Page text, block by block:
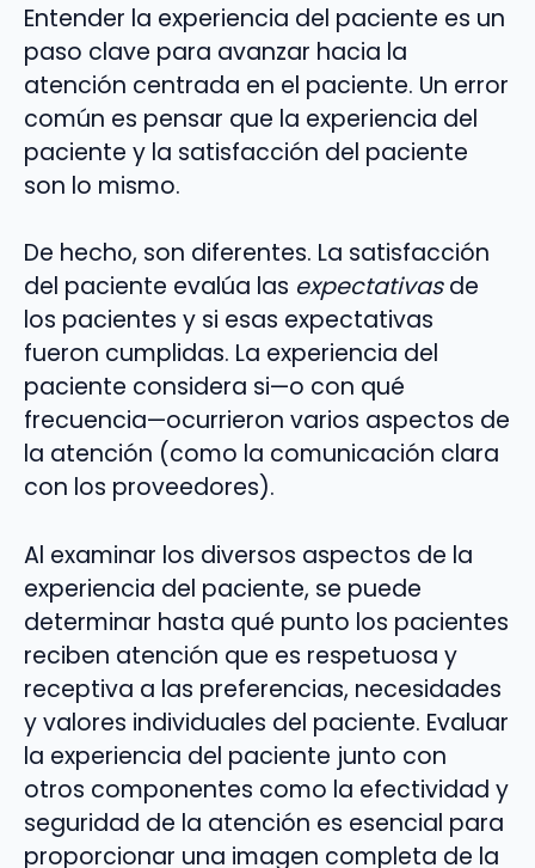
Entender la experiencia del paciente es un
paso clave para avanzar hacia la
atención centrada en el paciente. Un error
común es pensar que la experiencia del
paciente y la satisfacción del paciente
son lo mismo.
De hecho, son diferentes. La satisfacción
del paciente evalúa las expectativasde
los pacientes y si esas expectativas
fueron cumplidas. La experiencia del
paciente considera si—o con qué
frecuencia—ocurrieron varios aspectos de
la atención (como la comunicación clara
con los proveedores).
Al examinar los diversos aspectos de la
experiencia del paciente, se puede
determinar hasta qué punto los pacientes
reciben atención que es respetuosa y
receptiva a las preferencias, necesidades
y valores individuales del paciente. Evaluar
la experiencia del paciente junto con
otros componentes como la efectividad y
seguridad de la atención es esencial para
proporcionar una imagen completa de la